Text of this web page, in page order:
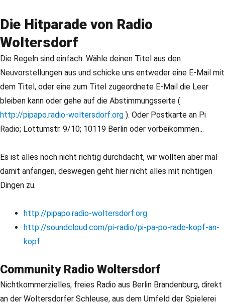
Die Hitparade von Radio
Woltersdorf
Die Regeln sind einfach. Wähle deinen Titel aus den
Neuvorstellungen aus und schicke uns entweder eine E-Mail mit
dem Titel, oder eine zum Titel zugeordnete E-Mail die Leer
bleiben kann oder gehe auf die Abstimmungsseite (
http://pipapo.radio-woltersdorf.org ). Oder Postkarte an Pi
Radio; Lottumstr. 9/10; 10119 Berlin oder vorbeikommen...
Es ist alles noch nicht richtig durchdacht, wir wollten aber mal
damit anfangen, deswegen geht hier nicht alles mit richtigen
Dingen zu.
http://pipapo.radio-woltersdorf.org
http://soundcloud.com/pi-radio/pi-pa-po-rade-kopf-an-
kopf
Community Radio Woltersdorf
Nichtkommerzielles, freies Radio aus Berlin Brandenburg, direkt
an der Woltersdorfer Schleuse, aus dem Umfeld der Spielerei